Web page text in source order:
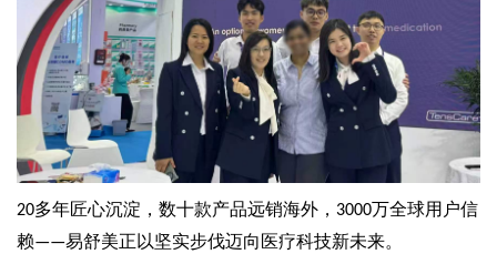
20多年匠心沉淀，数十款产品远销海外， 3000万全球用户信
赖——易舒美正以坚实步伐迈向医疗科技新未来。